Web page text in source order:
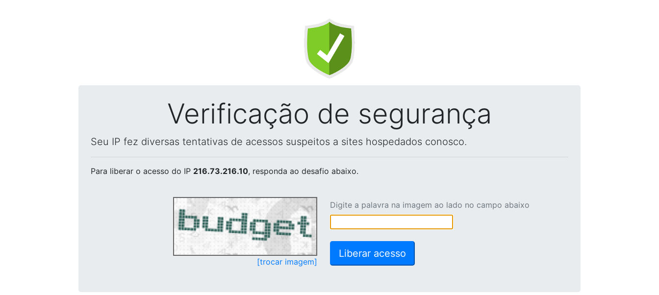
Verificação de segurança
Seu IP fez diversas tentativas de acessos suspeitos a sites hospedados conosco.
Para liberar o acesso do IP 216.73.216.10, responda ao desafio abaixo.
[trocar imagem]
Digite a palavra na imagem ao lado no campo abaixo